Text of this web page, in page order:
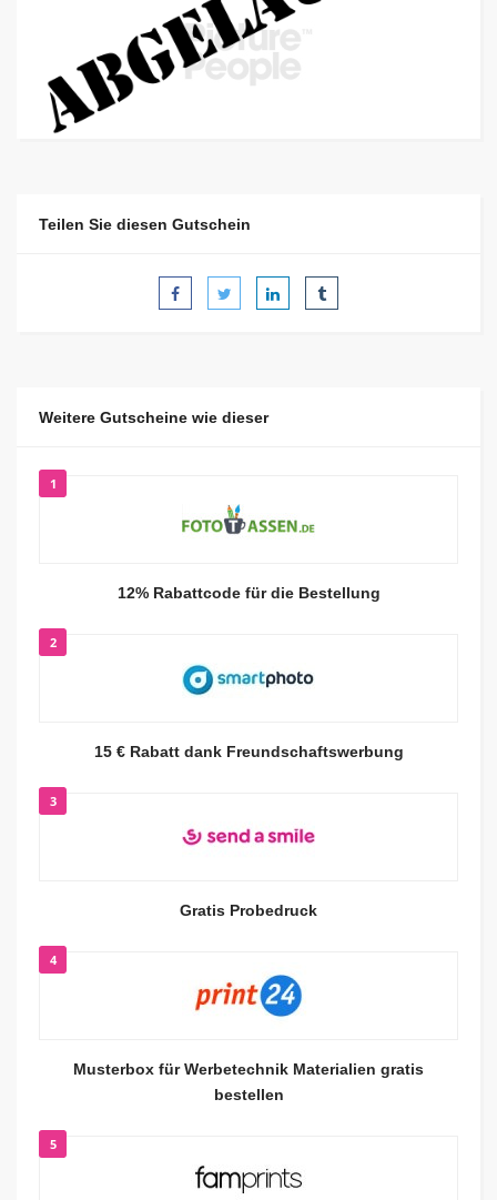
Teilen Sie diesen Gutschein
Weitere Gutscheine wie dieser
1
12% Rabattcode für die Bestellung
2
15 € Rabatt dank Freundschaftswerbung
3
Gratis Probedruck
4
Musterbox für Werbetechnik Materialien gratis
bestellen
5